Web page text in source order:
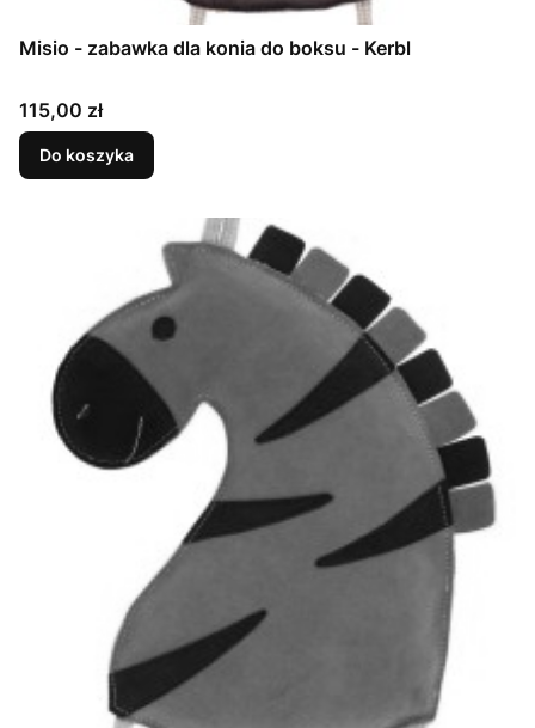
Misio - zabawka dla konia do boksu - Kerbl
Cena
115,00 zł
Do koszyka